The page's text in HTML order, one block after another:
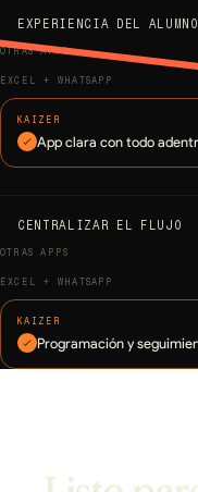
EXPERIENCIA DEL ALUMNO
App clara con todo
CENTRALIZAR EL FLUJO
Programación y